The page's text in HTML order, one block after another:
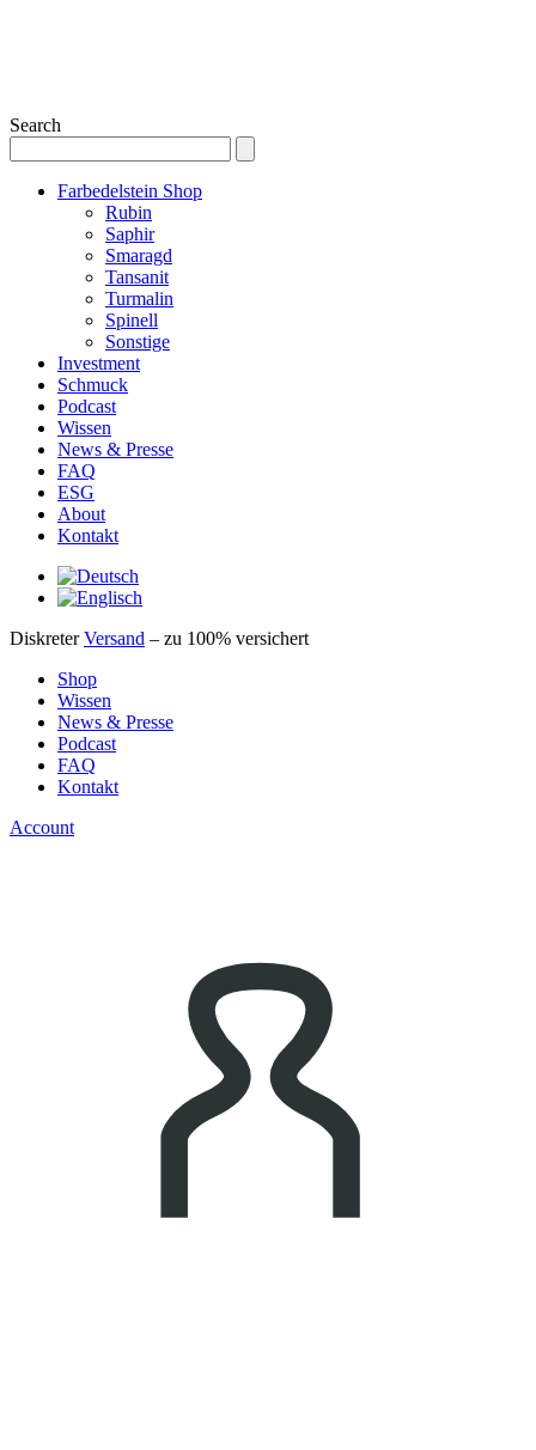
Search
Farbedelstein Shop
Rubin
Saphir
Smaragd
Tansanit
Turmalin
Spinell
Sonstige
Investment
Schmuck
Podcast
Wissen
News & Presse
FAQ
ESG
About
Kontakt
DiskreterVersand – zu 100% versichert
Shop
Wissen
News & Presse
Podcast
FAQ
Kontakt
Account